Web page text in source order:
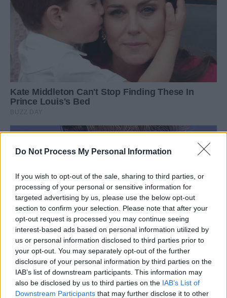
Do Not Process My Personal Information
If you wish to opt-out of the sale, sharing to third parties, or
processing of your personal or sensitive information for
targeted advertising by us, please use the below opt-out
section to confirm your selection. Please note that after your
opt-out request is processed you may continue seeing
interest-based ads based on personal information utilized by
us or personal information disclosed to third parties prior to
your opt-out. You may separately opt-out of the further
disclosure of your personal information by third parties on the
IAB’s list of downstream participants. This information may
also be disclosed by us to third parties on the IAB’s List of
Downstream Participants that may further disclose it to other